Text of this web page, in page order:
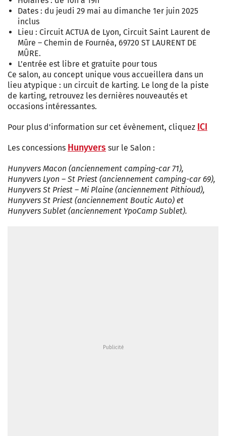
Dates : du jeudi 29 mai au dimanche 1er juin 2025
inclus
Lieu : Circuit ACTUA de Lyon, Circuit Saint Laurent de
Mûre – Chemin de Fournéa, 69720 ST LAURENT DE
MÛRE.
L’entrée est libre et gratuite pour tous
Ce salon, au concept unique vous accueillera dans un
lieu atypique : un circuit de karting. Le long de la piste
de karting, retrouvez les dernières nouveautés et
occasions intéressantes.
Pour plus d'information sur cet évènement, cliquez ICI
Les concessions Hunyvers sur le Salon :
Hunyvers Macon (anciennement camping-car 71),
Hunyvers Lyon – St Priest (anciennement camping-car 69),
Hunyvers St Priest – Mi Plaine (anciennement Pithioud),
Hunyvers St Priest (anciennement Boutic Auto) et
Hunyvers Sublet (anciennement YpoCamp Sublet).